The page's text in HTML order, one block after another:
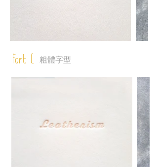
Font C 粗體字型